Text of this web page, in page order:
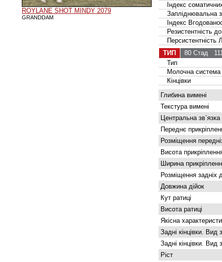
ROYLANE SHOT MINDY 2079
GRANDDAM
Індекс
Запліднювальна
Індекс
Резистентність
Персистентність
ТИП
80 Стад
Тип
Молочна система
Кінцівки
Глибина вимені
Текстура вимені
Центральна зв`язка
Переднє
Розміщення
Висота
Ширина
Розміщення задніх
Довжина дійок
Кут ратиці
Висота ратиці
Якісна
Задні кінцівки. Вид
Задні кінцівки. Вид
Ріст